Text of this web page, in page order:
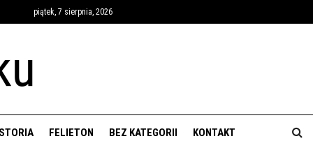
piątek, 7 sierpnia, 2026
FELIETON BEZ KATEGORII KONTAKT